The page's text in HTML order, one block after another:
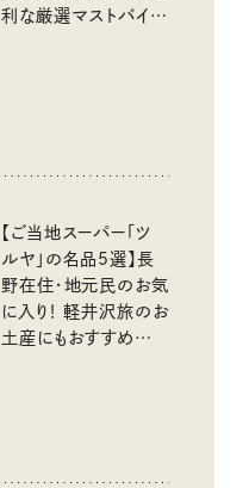
利な厳選マストバイア
【ご当地スーパー「ツ
ルヤ」の名品5選】長
野在住・地元民のお気
に入り！ 軽井沢旅のお
土産にもおすすめのお